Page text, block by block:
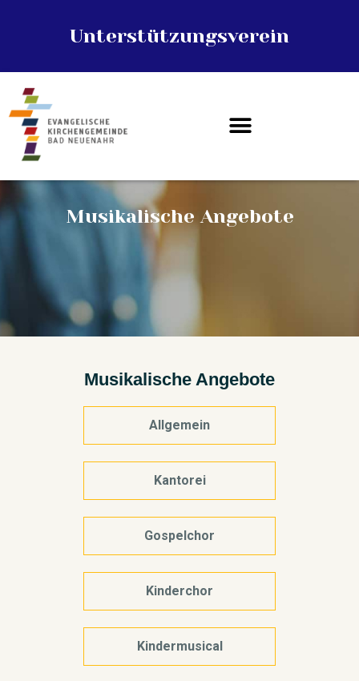
Unterstützungsverein
Bad Neuenahr
KIRCHEN
GEMEINDELEBEN
GEMEINDEHAUS
Musikalische Angebote
Musikalische Angebote
Allgemein
Kantorei
Gospelchor
Kinderchor
Kindermusical